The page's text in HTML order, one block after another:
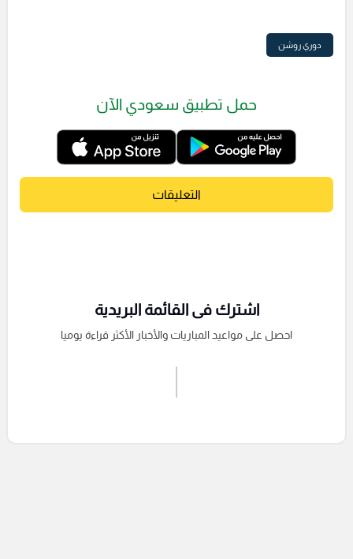
دوري روشن
حمل تطبيق سعودي الآن
التعليقات
اشترك فى القائمة البريدية
احصل على مواعيد المباريات والأخبار الأكثر قراءة يوميا